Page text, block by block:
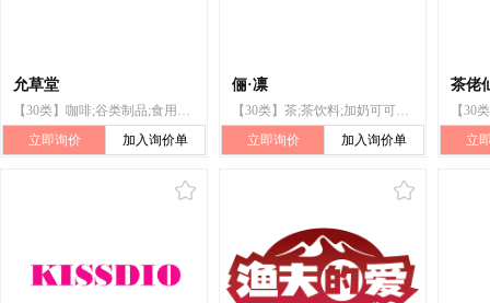
允草堂
【30类】咖啡;谷类制品;食用淀粉;酵母
立即询价
加入询价单
俪·凛
【30类】茶;茶饮料;加奶可可饮料;咖啡饮料;巧克力饮料;炼奶焦糖酱;冰淇淋;谷类制品
立即询价
加入询价单
茶佬
立